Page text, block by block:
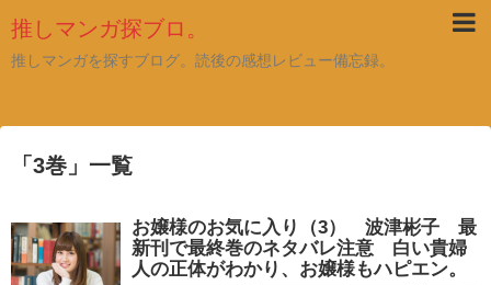
推しマンガ探ブロ。
推しマンガを探すブログ。読後の感想レビュー備忘録。
「 3巻 」 一覧
お嬢様のお気に入り（3） 波津彬子 最
新刊で最終巻のネタバレ注意 白い貴婦
人の正体がわかり、お嬢様もハピエン。